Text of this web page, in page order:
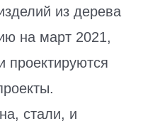
из дерева
на март 2021,
проектируются
стали, и